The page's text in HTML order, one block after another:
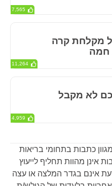
כתבות בתחומי בריאות
אינן מהוות תחליף לייעוץ
אינם בגדר המלצה או עצה
7,565
מקלחת קרה
חמה
11,264
לא מקבל
4,959